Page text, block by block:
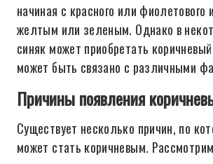
начиная с красного или фиолетового
желтым или зеленым. Однако в
синяк может приобретать
может быть связано с различными
Причины появления
Существует несколько причин, по
может стать коричневым.